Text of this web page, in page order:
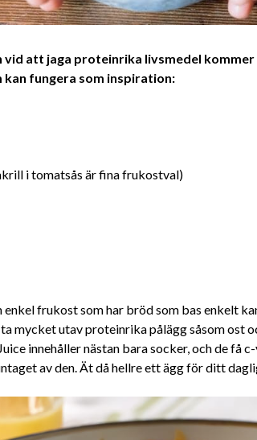
vid att jaga proteinrika livsmedel
fungera som inspiration:
i tomatsås är fina frukostval)
enkel frukost som har bröd som bas enkelt
mycket utav proteinrika pålägg såsom ost
innehåller nästan bara socker, och de få
av den. Ät då hellre ett ägg för ditt